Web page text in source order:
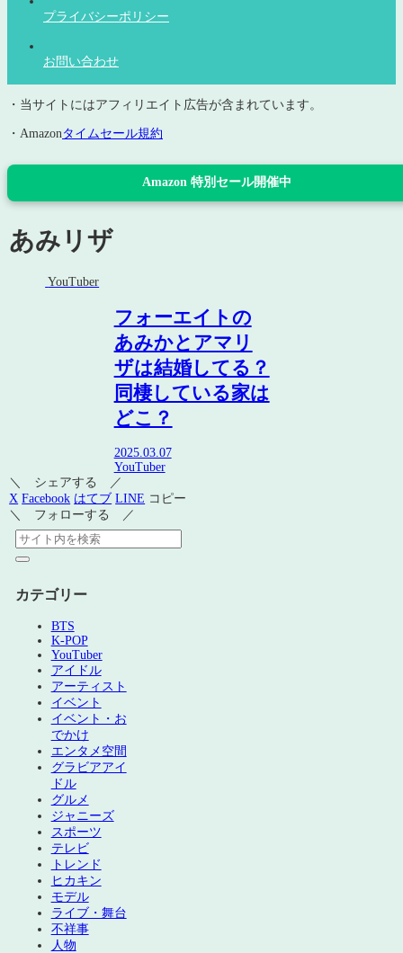
プライバシーポリシー
お問い合わせ
・当サイトにはアフィリエイト広告が含まれています。
・Amazonタイムセール規約
Amazon 特別セール開催中
あみリザ
YouTuber
フォーエイトの
あみかとアマリ
ザは結婚してる？
同棲している家は
どこ？
2025.03.07
YouTuber
＼ シェアする ／
X Facebook はてブ LINE コピー
＼ フォローする ／
カテゴリー
BTS
K-POP
YouTuber
アイドル
アーティスト
イベント
イベント・お
でかけ
エンタメ空間
グラビアアイ
ドル
グルメ
ジャニーズ
スポーツ
テレビ
トレンド
ヒカキン
モデル
ライブ・舞台
不祥事
人物